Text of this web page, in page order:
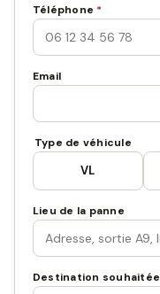
Téléphone *
Email
Type de véhicule
VL
Lieu de la panne
Destination souhaitée